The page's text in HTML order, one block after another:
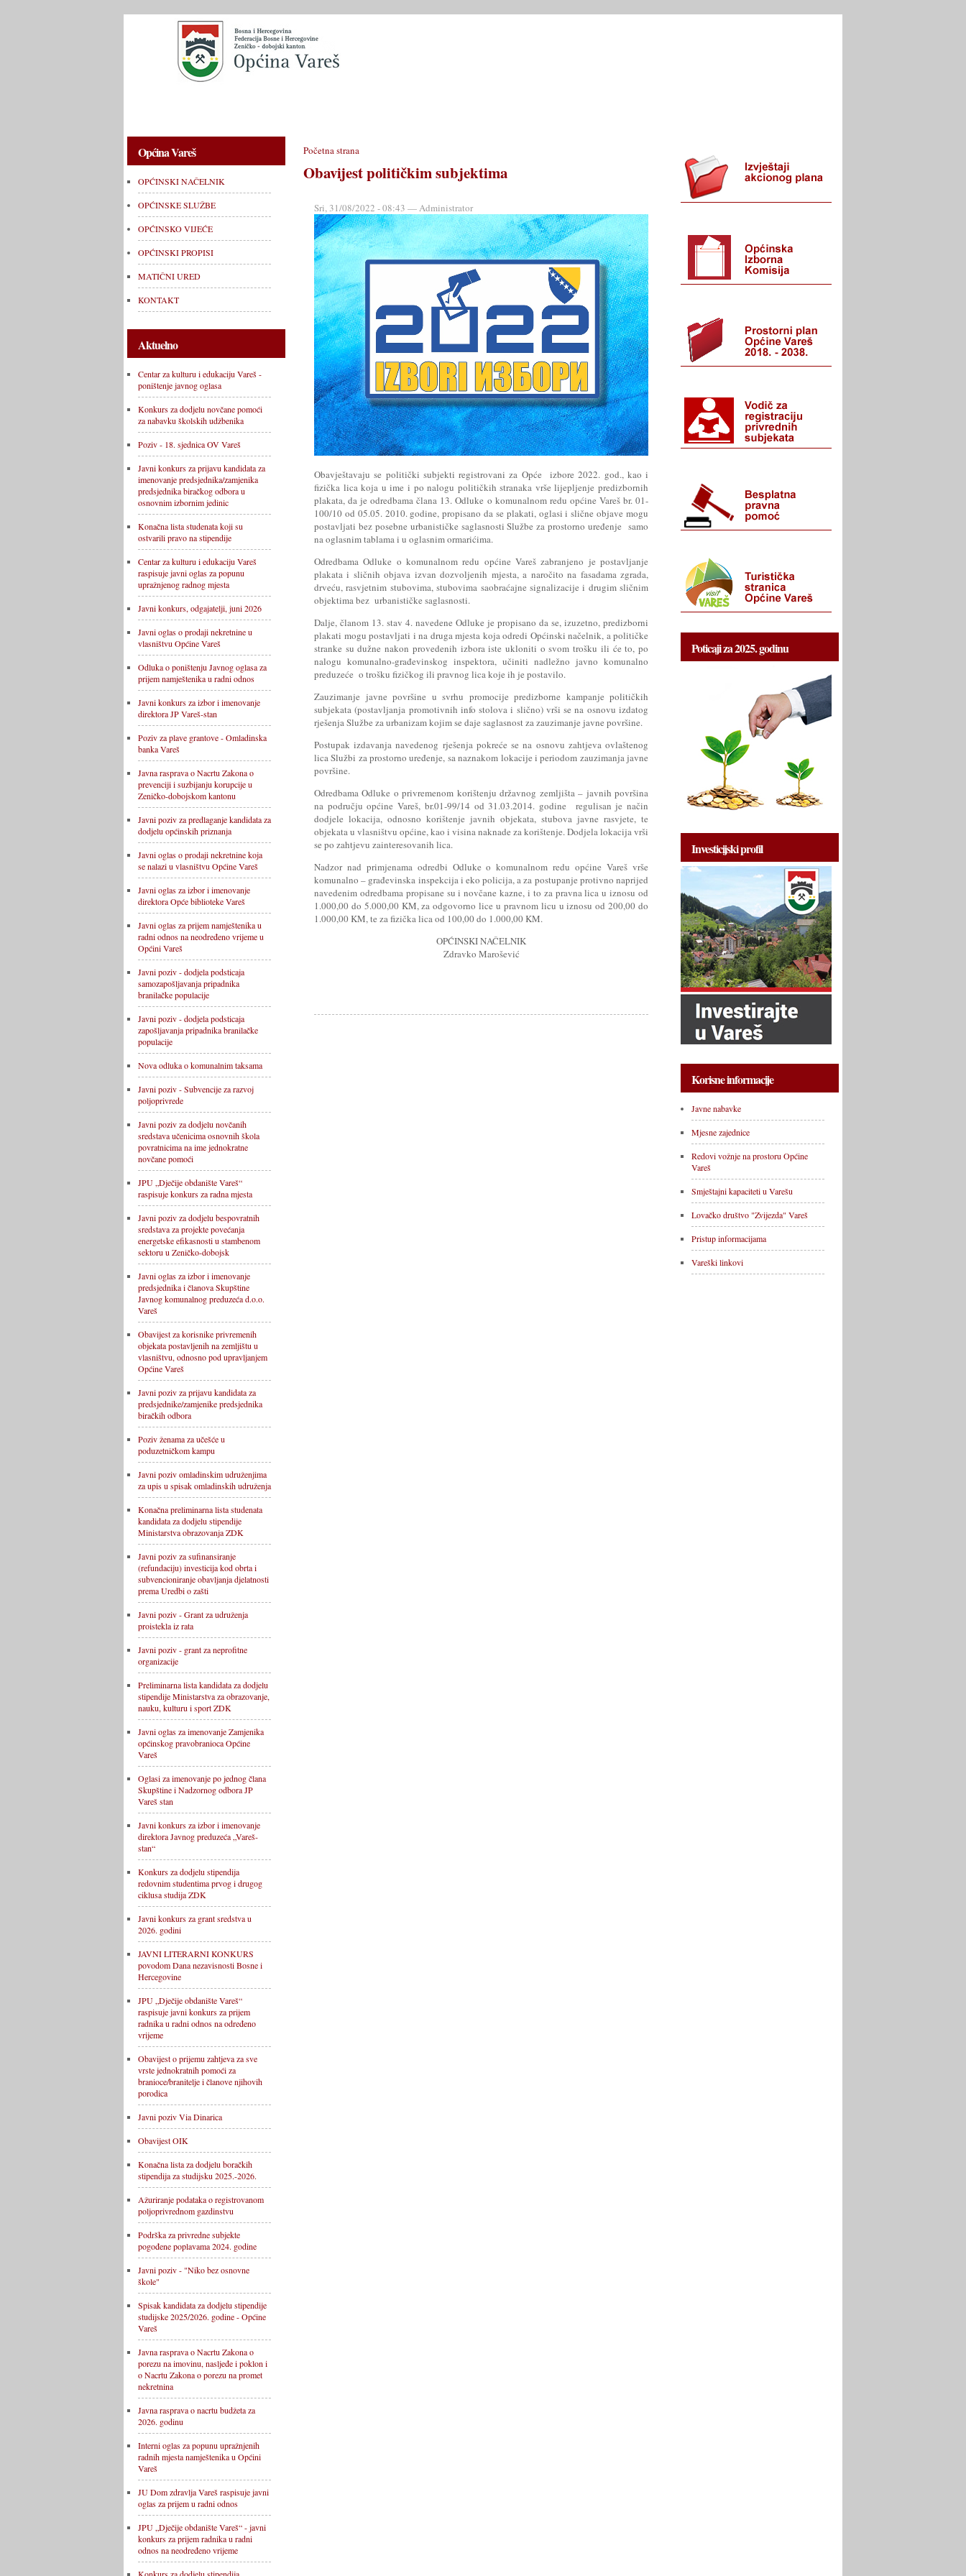
Općina Vareš
OPĆINSKI NAČELNIK
OPĆINSKE SLUŽBE
OPĆINSKO VIJEĆE
OPĆINSKI PROPISI
MATIČNI URED
KONTAKT
Aktuelno
Centar za kulturu i edukaciju Vareš -
poništenje javnog oglasa
Konkurs za dodjelu novčane pomoći
za nabavku školskih udžbenika
Poziv - 18. sjednica OV Vareš
Javni konkurs za prijavu kandidata za
imenovanje predsjednika/zamjenika
predsjednika biračkog odbora u
osnovnim izbornim jedinic
Konačna lista studenata koji su
ostvarili pravo na stipendije
Centar za kulturu i edukaciju Vareš
raspisuje javni oglas za popunu
upražnjenog radnog mjesta
Javni konkurs, odgajatelji, juni 2026
Javni oglas o prodaji nekretnine u
vlasništvu Općine Vareš
Odluka o poništenju Javnog oglasa za
prijem namještenika u radni odnos
Javni konkurs za izbor i imenovanje
direktora JP Vareš-stan
Poziv za plave grantove - Omladinska
banka Vareš
Javna rasprava o Nacrtu Zakona o
prevenciji i suzbijanju korupcije u
Zeničko-dobojskom kantonu
Javni poziv za predlaganje kandidata za
dodjelu općinskih priznanja
Javni oglas o prodaji nekretnine koja
se nalazi u vlasništvu Općine Vareš
Javni oglas za izbor i imenovanje
direktora Opće biblioteke Vareš
Javni oglas za prijem namještenika u
radni odnos na neodređeno vrijeme u
Općini Vareš
Javni poziv - dodjela podsticaja
samozapošljavanja pripadnika
branilačke populacije
Javni poziv - dodjela podsticaja
zapošljavanja pripadnika branilačke
populacije
Nova odluka o komunalnim taksama
Javni poziv - Subvencije za razvoj
poljoprivrede
Javni poziv za dodjelu novčanih
sredstava učenicima osnovnih škola
povratnicima na ime jednokratne
novčane pomoći
JPU „Dječije obdanište Vareš“
raspisuje konkurs za radna mjesta
Javni poziv za dodjelu bespovratnih
sredstava za projekte povećanja
energetske efikasnosti u stambenom
sektoru u Zeničko-dobojsk
Javni oglas za izbor i imenovanje
predsjednika i članova Skupštine
Javnog komunalnog preduzeća d.o.o.
Vareš
Obavijest za korisnike privremenih
objekata postavljenih na zemljištu u
vlasništvu, odnosno pod upravljanjem
Općine Vareš
Javni poziv za prijavu kandidata za
predsjednike/zamjenike predsjednika
biračkih odbora
Poziv ženama za učešće u
poduzetničkom kampu
Javni poziv omladinskim udruženjima
za upis u spisak omladinskih udruženja
Konačna preliminarna lista studenata
kandidata za dodjelu stipendije
Ministarstva obrazovanja ZDK
Javni poziv za sufinansiranje
(refundaciju) investicija kod obrta i
subvencioniranje obavljanja djelatnosti
prema Uredbi o zašti
Javni poziv - Grant za udruženja
proistekla iz rata
Javni poziv - grant za neprofitne
organizacije
Preliminarna lista kandidata za dodjelu
stipendije Ministarstva za obrazovanje,
nauku, kulturu i sport ZDK
Javni oglas za imenovanje Zamjenika
općinskog pravobranioca Općine
Vareš
Oglasi za imenovanje po jednog člana
Skupštine i Nadzornog odbora JP
Vareš stan
Javni konkurs za izbor i imenovanje
direktora Javnog preduzeća „Vareš-
stan“
Konkurs za dodjelu stipendija
redovnim studentima prvog i drugog
ciklusa studija ZDK
Javni konkurs za grant sredstva u
2026. godini
JAVNI LITERARNI KONKURS
povodom Dana nezavisnosti Bosne i
Hercegovine
JPU „Dječije obdanište Vareš“
raspisuje javni konkurs za prijem
radnika u radni odnos na određeno
vrijeme
Obavijest o prijemu zahtjeva za sve
vrste jednokratnih pomoći za
branioce/branitelje i članove njihovih
porodica
Javni poziv Via Dinarica
Obavijest OIK
Konačna lista za dodjelu boračkih
stipendija za studijsku 2025.-2026.
Ažuriranje podataka o registrovanom
poljoprivrednom gazdinstvu
Podrška za privredne subjekte
pogođene poplavama 2024. godine
Javni poziv - "Niko bez osnovne
škole"
Spisak kandidata za dodjelu stipendije
studijske 2025/2026. godine - Općine
Vareš
Javna rasprava o Nacrtu Zakona o
porezu na imovinu, nasljeđe i poklon i
o Nacrtu Zakona o porezu na promet
nekretnina
Javna rasprava o nacrtu budžeta za
2026. godinu
Interni oglas za popunu upražnjenih
radnih mjesta namještenika u Općini
Vareš
JU Dom zdravlja Vareš raspisuje javni
oglas za prijem u radni odnos
JPU „Dječije obdanište Vareš“ - javni
konkurs za prijem radnika u radni
odnos na neodređeno vrijeme
Početna strana
Obavijest političkim subjektima
Sri, 31/08/2022 - 08:43 — Administrator
Obavještavaju se politički subjekti registrovani za Opće izbore 2022. god., kao i
fizička lica koja u ime i po nalogu političkih stranaka vrše lijepljenje predizbornih
plakata, da je odredbama člana 13. Odluke o komunalnom redu općine Vareš br. 01-
100/10 od 05.05. 2010. godine, propisano da se plakati, oglasi i slične objave mogu
postavljati bez posebne urbanističke saglasnosti Službe za prostorno uređenje samo
na oglasnim tablama i u oglasnim ormarićima.
Odredbama Odluke o komunalnom redu općine Vareš zabranjeno je postavljanje
plakata i sličnih objava izvan dozvoljenih mjesta, a naročito na fasadama zgrada,
drveću, rasvjetnim stubovima, stubovima saobraćajne signalizacije i drugim sličnim
objektima bez urbanističke saglasnosti.
Dalje, članom 13. stav 4. navedene Odluke je propisano da se, izuzetno, predizborni
plakati mogu postavljati i na druga mjesta koja odredi Općinski načelnik, a političke
stranke su dužne nakon provedenih izbora iste ukloniti o svom trošku ili će to, po
nalogu komunalno-građevinskog inspektora, učiniti nadležno javno komunalno
preduzeće o trošku fizičkog ili pravnog lica koje ih je postavilo.
Zauzimanje javne površine u svrhu promocije predizborne kampanje političkih
subjekata (postavljanja promotivnih info stolova i slično) vrši se na osnovu izdatog
rješenja Službe za urbanizam kojim se daje saglasnost za zauzimanje javne površine.
Postupak izdavanja navedenog rješenja pokreće se na osnovu zahtjeva ovlaštenog
lica Službi za prostorno uređenje, sa naznakom lokacije i periodom zauzimanja javne
površine.
Odredbama Odluke o privremenom korištenju državnog zemljišta – javnih površina
na području općine Vareš, br.01-99/14 od 31.03.2014. godine regulisan je način
dodjele lokacija, odnosno korištenje javnih objekata, stubova javne rasvjete, te
objekata u vlasništvu općine, kao i visina naknade za korištenje. Dodjela lokacija vrši
se po zahtjevu zainteresovanih lica.
Nadzor nad primjenama odredbi Odluke o komunalnom redu općine Vareš vrše
komunalno – građevinska inspekcija i eko policija, a za postupanje protivno naprijed
navedenim odredbama propisane su i novčane kazne, i to za pravna lica u iznosu od
1.000,00 do 5.000,00 KM, za odgovorno lice u pravnom licu u iznosu od 200,00 do
1.000,00 KM, te za fizička lica od 100,00 do 1.000,00 KM.
OPĆINSKI NAČELNIK
Zdravko Marošević
Poticaji za 2025. godinu
Investicijski profil
Korisne informacije
Javne nabavke
Mjesne zajednice
Redovi vožnje na prostoru Općine
Vareš
Smještajni kapaciteti u Varešu
Lovačko društvo "Zvijezda" Vareš
Pristup informacijama
Vareški linkovi